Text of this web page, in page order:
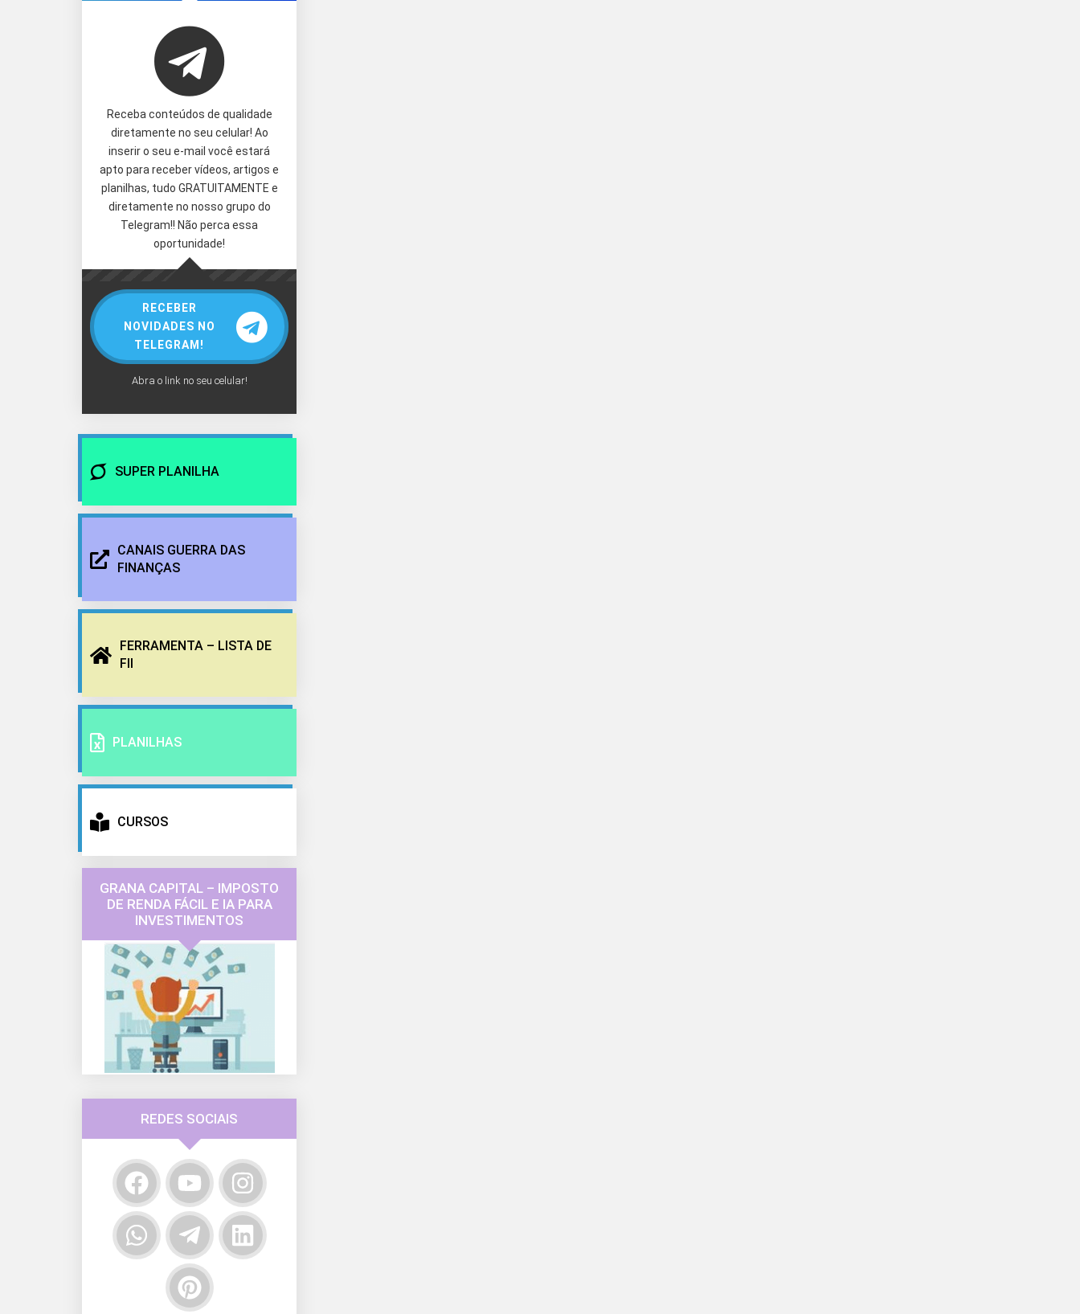
Receba conteúdos de qualidade
diretamente no seu celular! Ao
inserir o seu e-mail você estará
apto para receber vídeos, artigos e
planilhas, tudo GRATUITAMENTE e
diretamente no nosso grupo do
Telegram!! Não perca essa
oportunidade!
RECEBER
NOVIDADES NO
TELEGRAM!
Abra o link no seu celular!
SUPER PLANILHA
CANAIS GUERRA DAS
FINANÇAS
FERRAMENTA – LISTA DE
FII
PLANILHAS
CURSOS
GRANA CAPITAL – IMPOSTO
DE RENDA FÁCIL E IA PARA
INVESTIMENTOS
REDES SOCIAIS